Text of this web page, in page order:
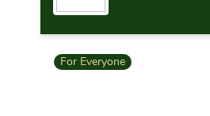
For Everyone